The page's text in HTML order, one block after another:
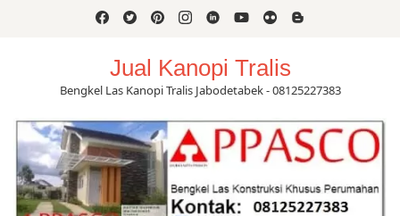
Jual Kanopi Tralis
Bengkel Las Kanopi Tralis Jabodetabek - 08125227383